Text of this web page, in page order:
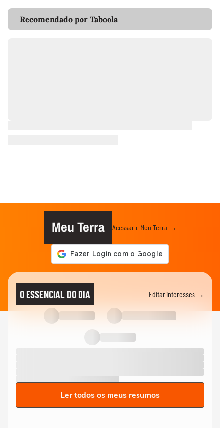
Recomendado por Taboola
Meu Terra Acessar o Meu Terra →
O ESSENCIAL DO DIA Editar interesses →
Ler todos os meus resumos